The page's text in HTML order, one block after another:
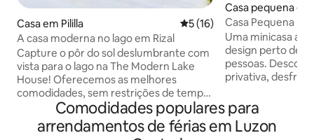
Casa em Pililla Classificação média de 5
5 (16)
A casa moderna no lago em Rizal
Capture o pôr do sol deslumbrante com
vista para o lago na The Modern Lake
House! Oferecemos as melhores
comodidades, sem restrições de tempo
e ruído em todas as comodidades,
piscina, videoke, basquetebol,
badminton, bilhar, área de jogos para
Casa pequena
Casa Pequena |
Clark | Cama King
Uma minicasa
design perto de
pessoas. Descontraia na sua piscina
privativa,
concebido para
dormir • Cama king • Sofá-cama
Comodidades • Piscina de mergulho
Comodidades populares para
arrendamentos de férias em Luzon